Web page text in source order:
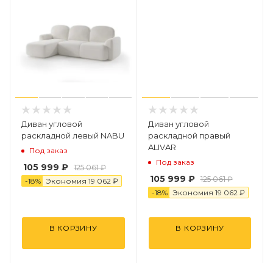
Диван угловой
раскладной левый NABU
Под заказ
105 999 ₽ 125 061 ₽
-18% Экономия 19 062 ₽
В КОРЗИНУ
Диван угловой
раскладной правый
ALIVAR
Под заказ
105 999 ₽ 125 061 ₽
-18% Экономия 19 062 ₽
В КОРЗИНУ